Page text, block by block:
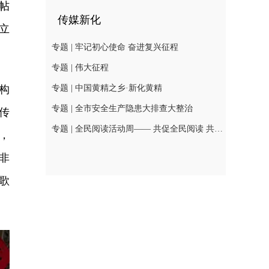
传媒新化
专题 | 牢记初心使命 奋进复兴征程
专题 | 伟大征程
专题 | 中国黄精之乡·新化黄精
专题 | 全市安全生产隐患大排查大整治
专题 | 全民阅读活动周—— 共促全民阅读 共建书香社会